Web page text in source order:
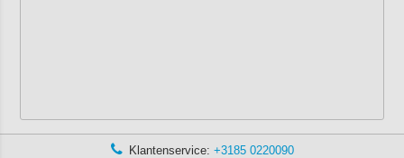
Klantenservice: +3185 0220090